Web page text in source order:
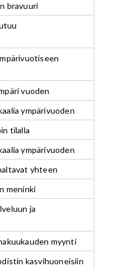
bravuuri
vuoden
ympärivuoden
tilalla
ympärivuoden
yhteen
meninki
ja
myynti
kasvihuoneisiin